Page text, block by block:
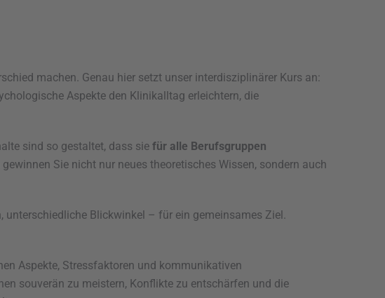
machen. Genau hier setzt unser interdisziplinärer Kurs an:
Aspekte den Klinikalltag erleichtern, die
sind so gestaltet, dass sie für alle Berufsgruppen
Sie nicht nur neues theoretisches Wissen, sondern auch
Blickwinkel – für ein gemeinsames Ziel.
Aspekte, Stressfaktoren und kommunikativen
souverän zu meistern, Konflikte zu entschärfen und die